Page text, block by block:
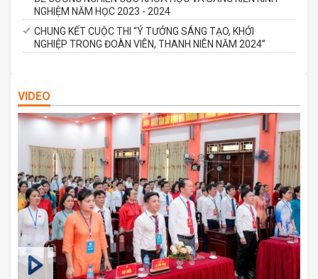
NGHIỆM NĂM HỌC 2023 - 2024
CHUNG KẾT CUỘC THI “Ý TƯỞNG SÁNG TẠO, KHỞI
NGHIỆP TRONG ĐOÀN VIÊN, THANH NIÊN NĂM 2024”
VIDEO